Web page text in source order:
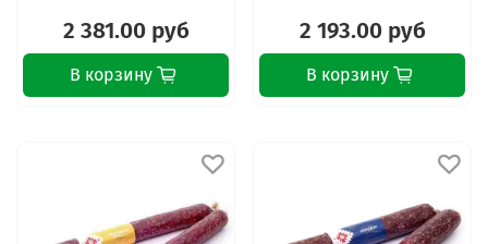
2 381.00 руб
В корзину
2 193.00 руб
В корзину